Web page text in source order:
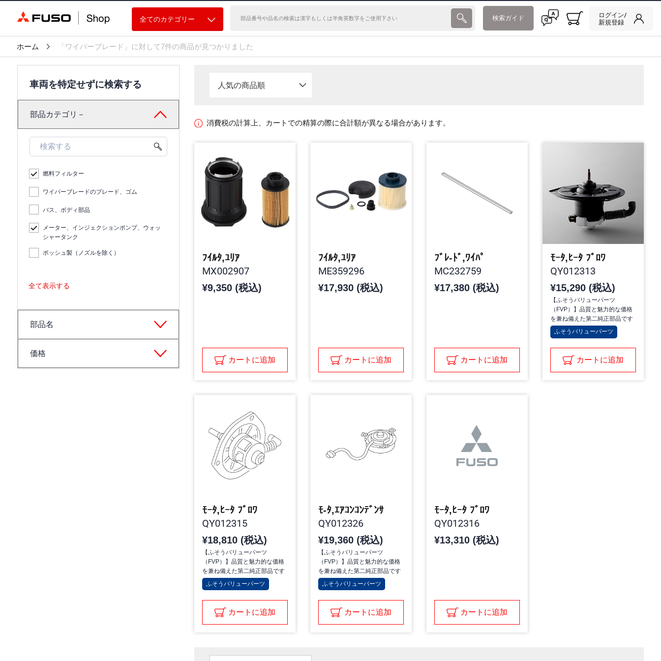
全てのカテゴリー 検索ガイド
ログイン/
新規登録
ホーム 「ワイパーブレード」に対して7件の商品が見つかりました
車両を特定せずに検索する
部品カテゴリ－
燃料フィルター
ワイパーブレードのブレード、ゴム
バス、ボディ部品
メーター、インジェクションポンプ、ウォッ
シャータンク
ボッシュ製（ノズルを除く）
全て表示する
部品名
価格
人気の商品順
消費税の計算上、カートでの精算の際に合計額が異なる場合があります。
ﾌｲﾙﾀ,ﾕﾘｱ
MX002907
¥9,350 (税込)
カートに追加
ﾌｲﾙﾀ,ﾕﾘｱ
ME359296
¥17,930 (税込)
カートに追加
ﾌﾞﾚ-ﾄﾞ,ﾜｲﾊﾟ
MC232759
¥17,380 (税込)
カートに追加
ﾓｰﾀ,ﾋｰﾀ ﾌﾞﾛﾜ
QY012313
¥15,290 (税込)
【ふそうバリューパーツ
（FVP）】品質と魅力的な価格
を兼ね備えた第二純正部品です
ふそうバリューパーツ
カートに追加
ﾓｰﾀ,ﾋｰﾀ ﾌﾞﾛﾜ
QY012315
¥18,810 (税込)
【ふそうバリューパーツ
（FVP）】品質と魅力的な価格
を兼ね備えた第二純正部品です
ふそうバリューパーツ
カートに追加
ﾓ-ﾀ,ｴｱｺﾝｺﾝﾃﾞﾝｻ
QY012326
¥19,360 (税込)
【ふそうバリューパーツ
（FVP）】品質と魅力的な価格
を兼ね備えた第二純正部品です
ふそうバリューパーツ
カートに追加
ﾓｰﾀ,ﾋｰﾀ ﾌﾞﾛﾜ
QY012316
¥13,310 (税込)
カートに追加